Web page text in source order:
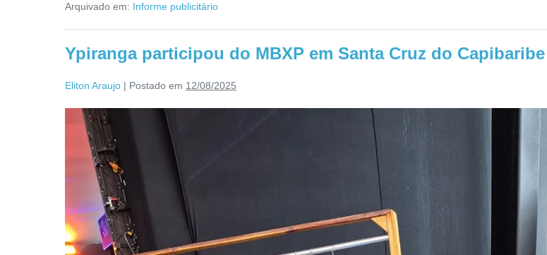
Arquivado em: Informe publicitário
Ypiranga participou do MBXP em Santa Cruz do Capibaribe
Eliton Araujo | Postado em 12/08/2025